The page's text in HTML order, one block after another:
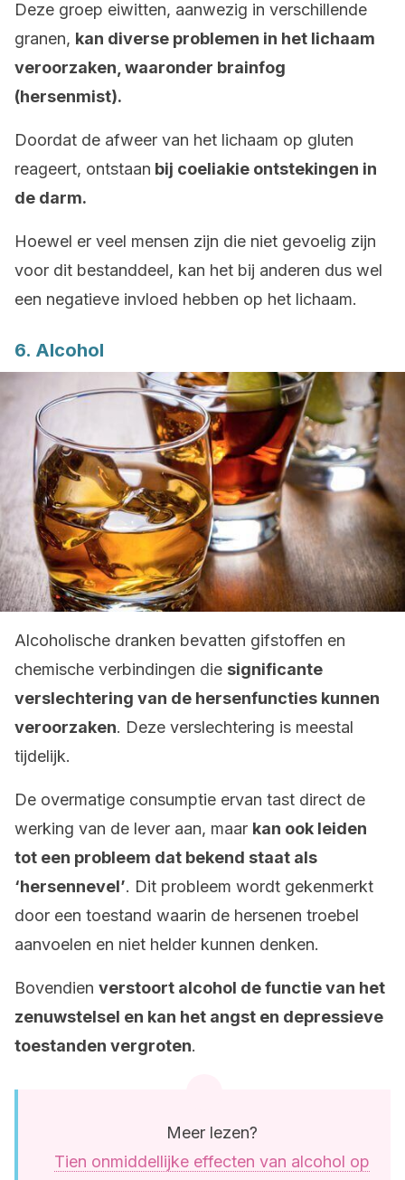
Deze groep eiwitten, aanwezig in verschillende
granen, kan diverse problemen in het lichaam
veroorzaken, waaronder brainfog
(hersenmist).
Doordat de afweer van het lichaam op gluten
reageert, ontstaan bij coeliakie ontstekingen in
de darm.
Hoewel er veel mensen zijn die niet gevoelig zijn
voor dit bestanddeel, kan het bij anderen dus wel
een negatieve invloed hebben op het lichaam.
6. Alcohol
Alcoholische dranken bevatten gifstoffen en
chemische verbindingen die significante
verslechtering van de hersenfuncties kunnen
veroorzaken. Deze verslechtering is meestal
tijdelijk.
De overmatige consumptie ervan tast direct de
werking van de lever aan, maar kan ook leiden
tot een probleem dat bekend staat als
‘hersennevel’. Dit probleem wordt gekenmerkt
door een toestand waarin de hersenen troebel
aanvoelen en niet helder kunnen denken.
Bovendien verstoort alcohol de functie van het
zenuwstelsel en kan het angst en depressieve
toestanden vergroten.
Meer lezen?
Tien onmiddellijke effecten van alcohol op